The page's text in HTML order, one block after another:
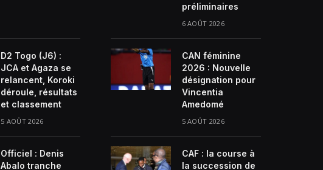
préliminaires
6 AOÛT 2026
D2 Togo (J6) :
JCA et Agaza se
relancent, Koroki
déroule, résultats
et classement
5 AOÛT 2026
CAN féminine
2026 : Nouvelle
désignation pour
Vincentia
Amedomé
5 AOÛT 2026
Officiel : Denis
Abalo tranche
CAF : la course à
la succession de